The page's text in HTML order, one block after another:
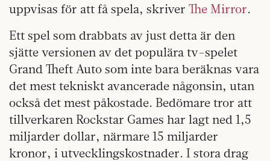
uppvisas för att få spela, skriver The Mirror.
Ett spel som drabbats av just detta är den
sjätte versionen av det populära tv-spelet
Grand Theft Auto som inte bara beräknas vara
det mest tekniskt avancerade någonsin, utan
också det mest påkostade. Bedömare tror att
tillverkaren Rockstar Games har lagt ned 1,5
miljarder dollar, närmare 15 miljarder
kronor, i utvecklingskostnader. I stora drag